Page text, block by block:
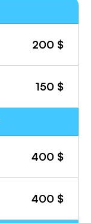
200$
150$
400$
400$